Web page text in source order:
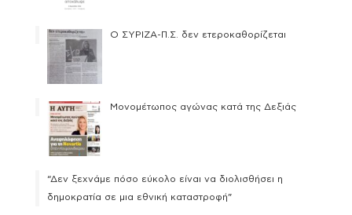
Ο ΣΥΡΙΖΑ-Π.Σ. δεν ετεροκαθορίζεται
Μονομέτωπος αγώνας κατά της Δεξιάς
“Δεν ξεχνάμε πόσο εύκολο είναι να διολισθήσει η
δημοκρατία σε μια εθνική καταστροφή”